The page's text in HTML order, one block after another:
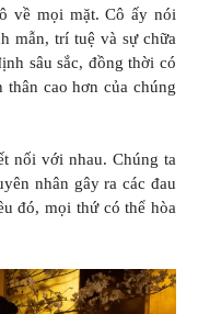
về mọi mặt. Cô ấy nói
mẫn, trí tuệ và sự chữa
sâu sắc, đồng thời có
thân cao hơn của chúng
nối với nhau. Chúng ta
nhân gây ra các đau
đó, mọi thứ có thể hòa